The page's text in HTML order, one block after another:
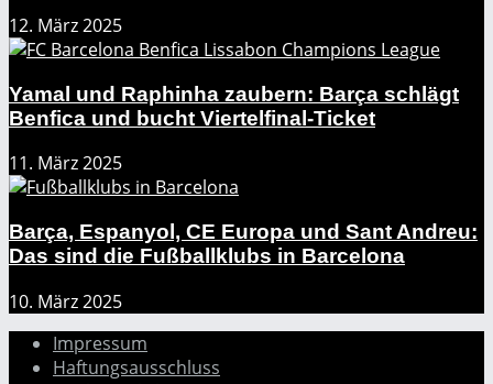
12. März 2025
Yamal und Raphinha zaubern: Barça schlägt
Benfica und bucht Viertelfinal-Ticket
11. März 2025
Barça, Espanyol, CE Europa und Sant Andreu:
Das sind die Fußballklubs in Barcelona
10. März 2025
Impressum
Haftungsausschluss